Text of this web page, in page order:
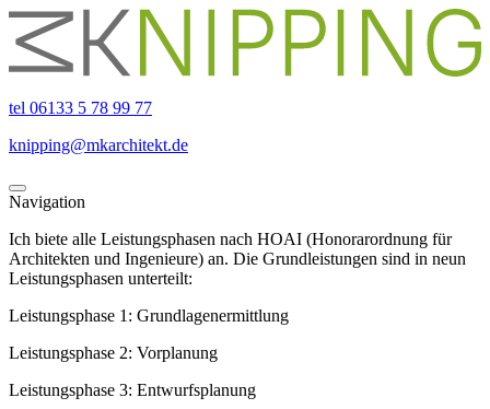
tel 06133 5 78 99 77
knipping@mkarchitekt.de
Navigation
Ich biete alle Leistungsphasen nach HOAI (Honorarordnung für
Architekten und Ingenieure) an. Die Grundleistungen sind in neun
Leistungsphasen unterteilt:
Leistungsphase 1: Grundlagenermittlung
Leistungsphase 2: Vorplanung
Leistungsphase 3: Entwurfsplanung